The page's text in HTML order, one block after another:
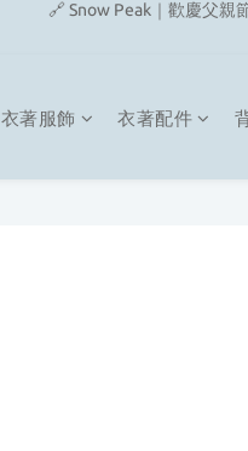
🔗 Snow Peak｜歡慶父親
🔗 Fjallraven｜上
衣著服飾 衣著配件